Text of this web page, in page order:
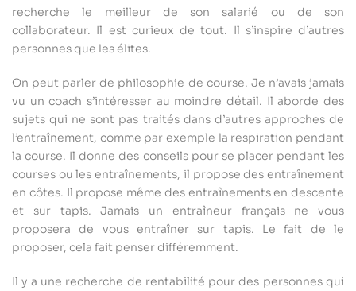
recherche le meilleur de son salarié ou de son
collaborateur. Il est curieux de tout. Il s’inspire d’autres
personnes que les élites.
On peut parler de philosophie de course. Je n’avais jamais
vu un coach s’intéresser au moindre détail. Il aborde des
sujets qui ne sont pas traités dans d’autres approches de
l’entraînement, comme par exemple la respiration pendant
la course. Il donne des conseils pour se placer pendant les
courses ou les entraînements, il propose des entraînement
en côtes. Il propose même des entraînements en descente
et sur tapis. Jamais un entraîneur français ne vous
proposera de vous entraîner sur tapis. Le fait de le
proposer, cela fait penser différemment.
Il y a une recherche de rentabilité pour des personnes qui